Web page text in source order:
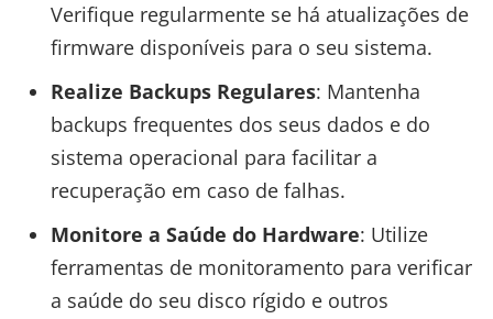
Verifique regularmente se há atualizações de
firmware disponíveis para o seu sistema.
Realize Backups Regulares: Mantenha
backups frequentes dos seus dados e do
sistema operacional para facilitar a
recuperação em caso de falhas.
Monitore a Saúde do Hardware: Utilize
ferramentas de monitoramento para verificar
a saúde do seu disco rígido e outros